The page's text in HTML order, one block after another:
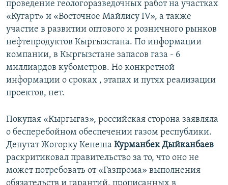
проведение геологоразведочных работ на участках
«Кугарт» и «Восточное Майлису IV», а также
участие в развитии оптового и розничного рынков
нефтепродуктов Кыргызстана. По информации
компании, в Кыргызстане запасов газа - 6
миллиардов кубометров. Но конкретной
информации о сроках , этапах и путях реализации
проектов, нет.
Покупая «Кыргыгаз», российская сторона заявляла
о бесперебойном обеспечении газом республики.
Депутат Жогорку Кенеша Курманбек Дыйканбаев
раскритиковал правительство за то, что оно не
может потребовать от «Газпрома» выполнения